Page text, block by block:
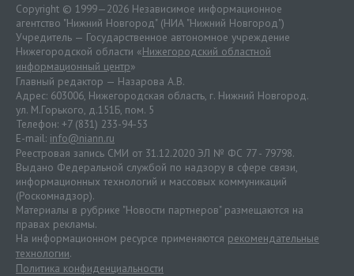
Copyright © 1999—2026 Независимое информационное
агентство "Нижний Новгород" (НИА "Нижний Новгород")
Учредитель — Государственное автономное учреждение
Нижегородской области «Нижегородский областной
информационный центр»
Главный редактор — Назарова А.В.
Адрес: 603006, Нижегородская область, г. Нижний Новгород.
ул. М.Горького, д.151Б, пом. 5
Телефон: +7 (831) 233-94-53
E-mail: info@niann.ru
Реестровая запись СМИ от 31.12.2020 ЭЛ № ФС 77 - 79798.
Выдано Федеральной службой по надзору в сфере связи,
информационных технологий и массовых коммуникаций
(Роскомнадзор).
Материалы в рубрике "Новости партнеров" размещаются на
правах рекламы.
На информационном ресурсе применяются рекомендательные
технологии.
Политика конфиденциальности